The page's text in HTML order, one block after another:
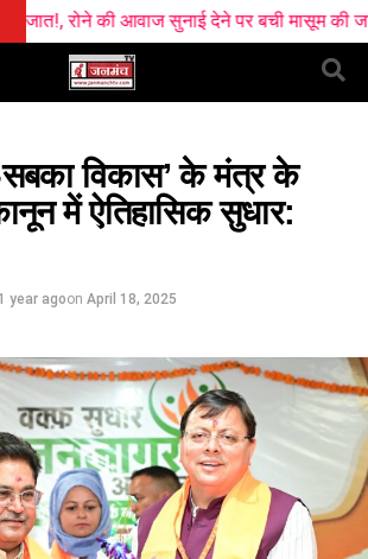
सुनाई देने पर बची मासूम की जान चुनावी
विकास’ के मंत्र के
में ऐतिहासिक सुधार:
year agoon April 18, 2025